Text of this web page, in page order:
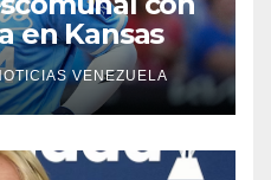
en Kansas
VENEZUELA